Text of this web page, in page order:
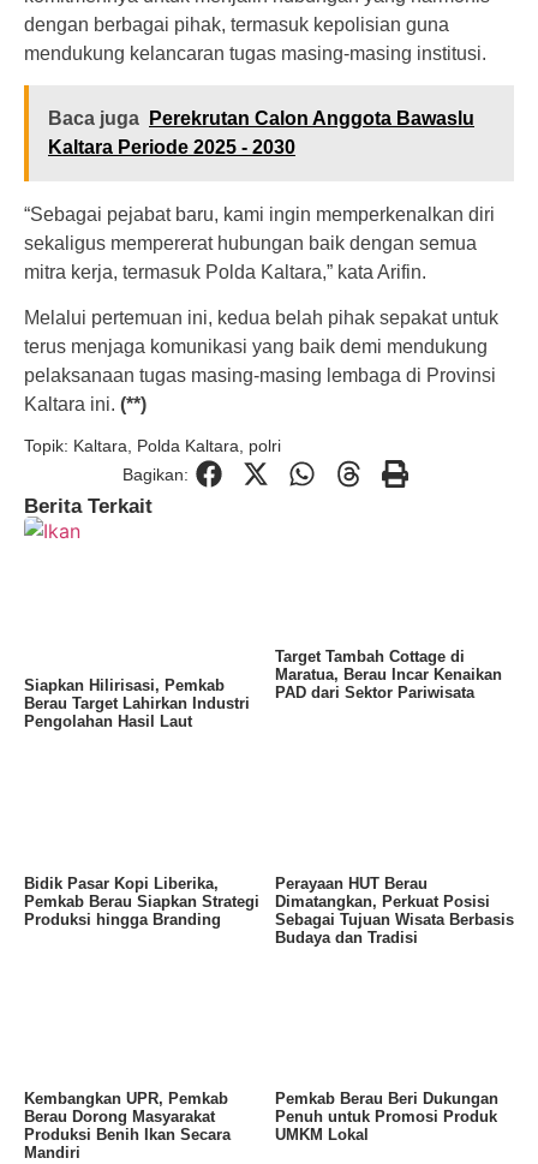
dengan berbagai pihak, termasuk kepolisian guna
mendukung kelancaran tugas masing-masing institusi.
Baca juga
Perekrutan Calon Anggota Bawaslu
Kaltara Periode 2025 - 2030
“Sebagai pejabat baru, kami ingin memperkenalkan diri
sekaligus mempererat hubungan baik dengan semua
mitra kerja, termasuk Polda Kaltara,” kata Arifin.
Melalui pertemuan ini, kedua belah pihak sepakat untuk
terus menjaga komunikasi yang baik demi mendukung
pelaksanaan tugas masing-masing lembaga di Provinsi
Kaltara ini. (**)
Topik: Kaltara Polda Kaltara
polri
Bagikan:
Berita Terkait
Siapkan Hilirisasi, Pemkab
Berau Target Lahirkan Industri
Pengolahan Hasil Laut
Target Tambah Cottage di
Maratua, Berau Incar Kenaikan
PAD dari Sektor Pariwisata
Bidik Pasar Kopi Liberika,
Pemkab Berau Siapkan Strategi
Produksi hingga Branding
Perayaan HUT Berau
Dimatangkan, Perkuat Posisi
Sebagai Tujuan Wisata Berbasis
Budaya dan Tradisi
Kembangkan UPR, Pemkab
Berau Dorong Masyarakat
Produksi Benih Ikan Secara
Mandiri
Pemkab Berau Beri Dukungan
Penuh untuk Promosi Produk
UMKM Lokal